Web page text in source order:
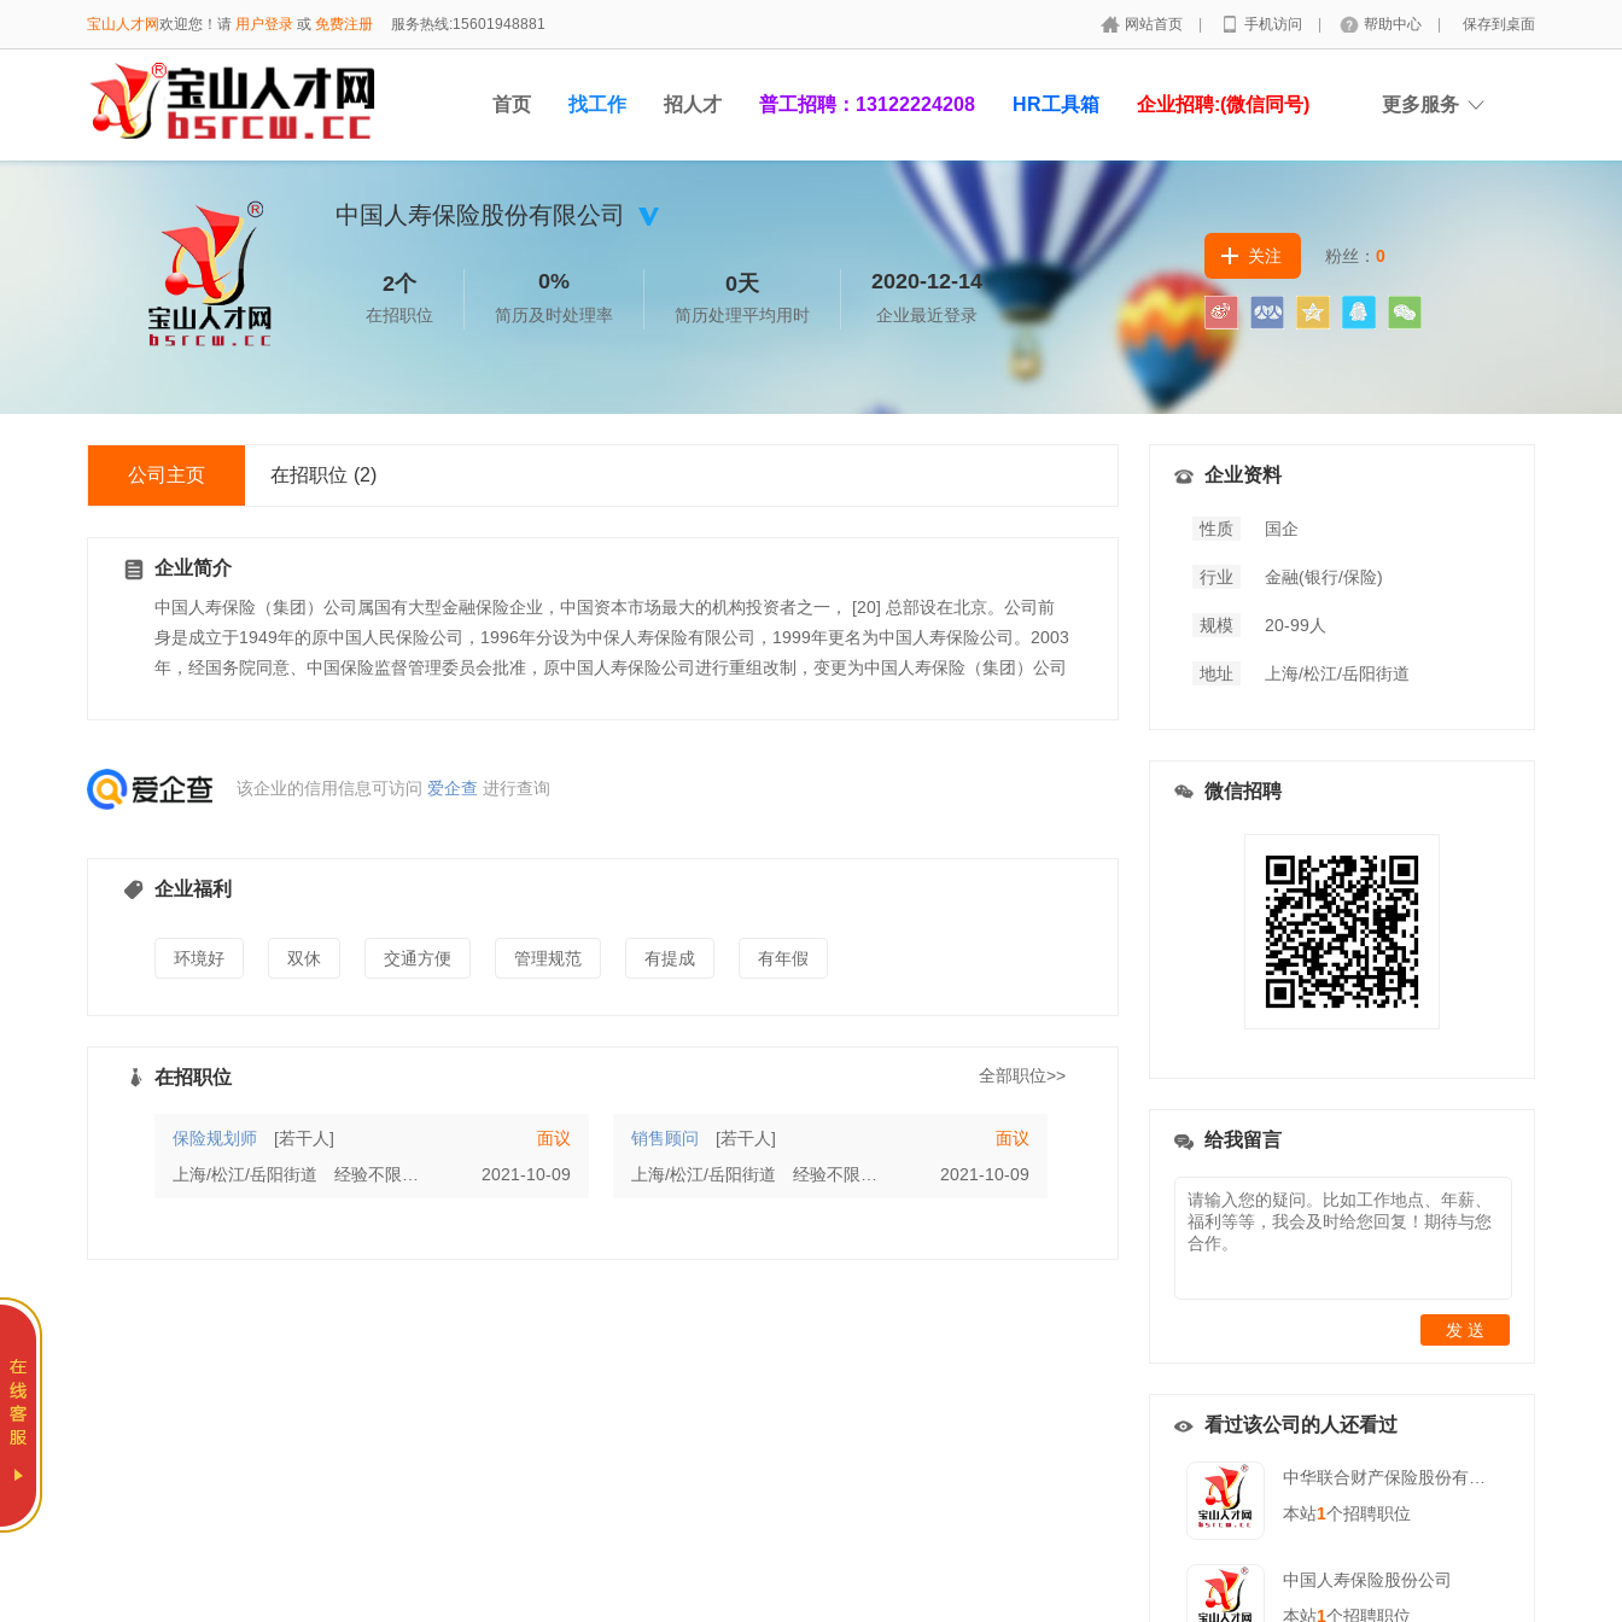
宝山人才网欢迎您！请 用户登录 或 免费注册 服务热线:15601948881 网站首页 手机访问 帮助中心 保存到桌面
首页 找工作 招人才 普工招聘：13122224208 HR工具箱 企业招聘:(微信同号)
15601948881
更多服务
中国人寿保险股份有限公司
2个
在招职位
0%
简历及时处理率
0天
简历处理平均用时
2020-12-14
企业最近登录
关注 粉丝： 0
公司主页 在招职位 (2)
企业简介
中国人寿保险（集团）公司属国有大型金融保险企业，中国资本市场最大的机构投资者之一， [20] 总部设在北京。公司前
身是成立于1949年的原中国人民保险公司，1996年分设为中保人寿保险有限公司，1999年更名为中国人寿保险公司。2003
年，经国务院同意、中国保险监督管理委员会批准，原中国人寿保险公司进行重组改制，变更为中国人寿保险（集团）公司
该企业的信用信息可访问 爱企查 进行查询
企业福利
环境好 双休 交通方便 管理规范 有提成 有年假
在招职位 全部职位>>
保险规划师 [若干人]
面议
上海/松江/岳阳街道
经验不限 2021-10-09
销售顾问 [若干人]
面议
上海/松江/岳阳街道
经验不限 2021-10-09
企业资料
性质 国企
行业 金融(银行/保险)
规模 20-99人
地址 上海/松江/岳阳街道
微信招聘
给我留言
发 送
看过该公司的人还看过
本站1个招聘职位
中国人寿保险股份公司
本站1个招聘职位